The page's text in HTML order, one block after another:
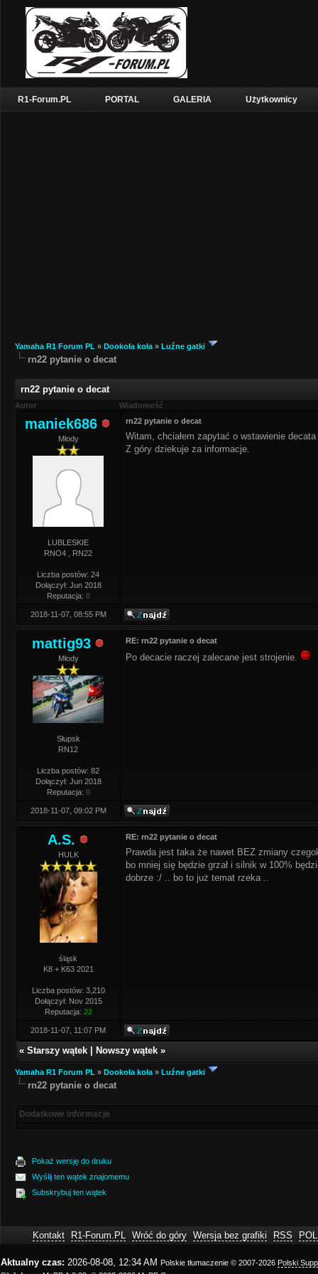
R1-Forum.PL PORTAL GALERIA Użytkownicy
Yamaha R1 Forum PL » Dookoła koła » Luźne gatki
rn22 pytanie o decat
rn22 pytanie o decat
Autor Wiadomość
maniek686
Młody
LUBLESKIE
RNO4 , RN22
Liczba postów: 24
Dołączył: Jun 2018
Reputacja: 0
rn22 pytanie o decat
Witam, chciałem zapytać o wstawienie
Z góry dziekuje za informacje.
2018-11-07, 08:55 PM
mattig93
Młody
Słupsk
RN12
Liczba postów: 82
Dołączył: Jun 2018
Reputacja: 0
RE: rn22 pytanie o decat
Po decacie raczej zalecane jest strojenie.
2018-11-07, 09:02 PM
A.S.
HULK
śląsk
K8 + K63 2021
Liczba postów: 3,210
Dołączył: Nov 2015
Reputacja: 22
RE: rn22 pytanie o decat
Prawda jest taka że nawet BEZ zmiany
bo mniej się będzie grzał i silnik w 100%
dobrze :/ .. bo to już temat rzeka ..
2018-11-07, 11:07 PM
« Starszy wątek Nowszy wątek »
Yamaha R1 Forum PL » Dookoła koła » Luźne gatki
rn22 pytanie o decat
Dodatkowe informacje
Pokaż wersję do druku
Wyślij ten wątek znajomemu
Subskrybuj ten wątek
Kontakt R1-Forum.PL Wróć do góry Wersja bez grafiki RSS
Aktualny czas: 2026-08-08, 12:34 AM Polskie tłumaczenie © 2007-2026 Polski